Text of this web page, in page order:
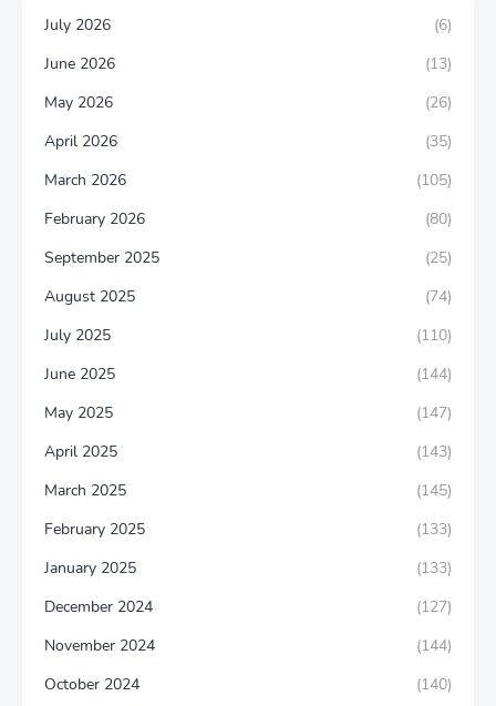
July 2026
(6)
June 2026
(13)
May 2026
(26)
April 2026
(35)
March 2026
(105)
February 2026
(80)
September 2025
(25)
August 2025
(74)
July 2025
(110)
June 2025
(144)
May 2025
(147)
April 2025
(143)
March 2025
(145)
February 2025
(133)
January 2025
(133)
December 2024
(127)
November 2024
(144)
October 2024
(140)